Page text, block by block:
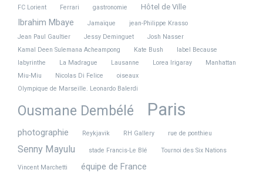
10 mars 2026 21 mars 2026
Ligue 1 : Lyon fait tomber
un vrai candi ...
électrise Paris
FC Lorient
Ferrari gastronomie Hôtel de Ville
Ibrahim Mbaye Jamaïque
jean-Philippe Krasso
Jean Paul Gaultier
Jessy Deminguet
Josh Nasser
Kamal Deen Sulemana Acheampong
Kate Bush
label Because
labyrinthe
La Madrague Lausanne Lorea Irigaray
Manhattan
Miu-Miu
Nicolas Di Felice
oiseaux
Olympique de Marseille. Leonardo Balerdi
Ousmane Dembélé Paris
photographie Reykjavik RH Gallery rue de ponthieu
Senny Mayulu stade Francis-Le Blé Tournoi des Six Nations
Vincent Marchetti équipe de France